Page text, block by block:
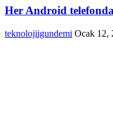
Her Android
teknolojiigundemi Ocak 12,